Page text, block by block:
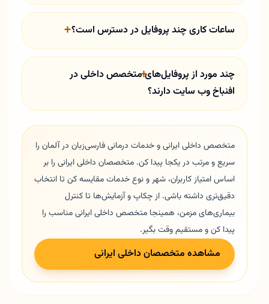
ساعات کاری چند پروفایل در دسترس است؟
چند مورد از پروفایل‌های متخصص داخلی در
افنباخ وب سایت دارند؟
متخصص داخلی ایرانی و خدمات درمانی فارسی‌زبان در آلمان را
سریع و مرتب در یکجا پیدا کن. متخصصان داخلی ایرانی را بر
اساس امتیاز کاربران، شهر و نوع خدمات مقایسه کن تا انتخاب
دقیق‌تری داشته باشی. از چکاپ و آزمایش‌ها تا کنترل
بیماری‌های مزمن، همینجا متخصص داخلی ایرانی مناسب را
پیدا کن و مستقیم وقت بگیر.
مشاهده متخصصان داخلی ایرانی